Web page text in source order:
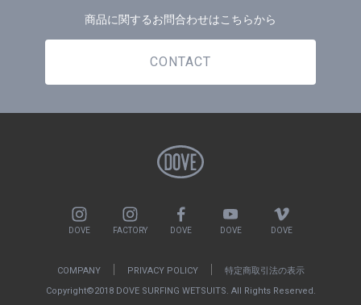
商品に関するお問合わせはこちらから
CONTACT
DOVE FACTORY DOVE DOVE DOVE
COMPANY PRIVACY POLICY
特定商取引法の表示
Copyright©2018 DOVE SURFING WETSUITS. All Rights Reserved.